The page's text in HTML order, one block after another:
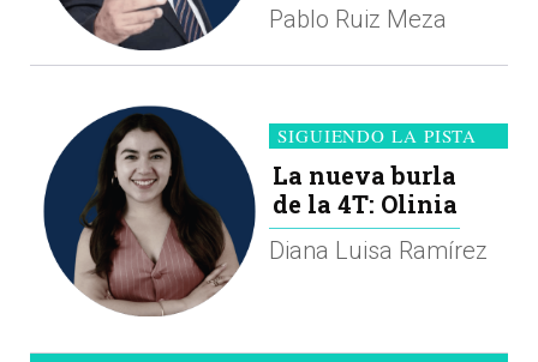
Pablo Ruiz Meza
SIGUIENDO LA PISTA
La nueva burla
de la 4T: Olinia
Diana Luisa Ramírez